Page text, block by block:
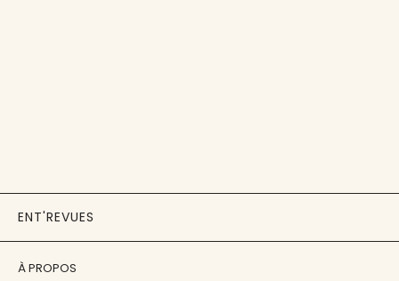
ENT'REVUES
À PROPOS